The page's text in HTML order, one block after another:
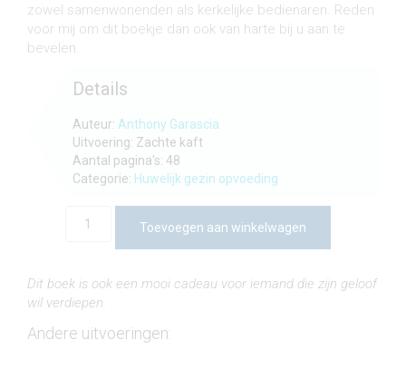
zowel samenwonenden als kerkelijke bedienaren. Reden
voor mij om dit boekje dan ook van harte bij u aan te
bevelen.
Details
Auteur: Anthony Garascia
Uitvoering: Zachte kaft
Aantal pagina's: 48
Categorie: Huwelijk gezin opvoeding
Samenwonen
Toevoegen aan winkelwagen
Dit boek is ook een mooi cadeau voor iemand die zijn geloof
wil verdiepen.
Andere uitvoeringen: